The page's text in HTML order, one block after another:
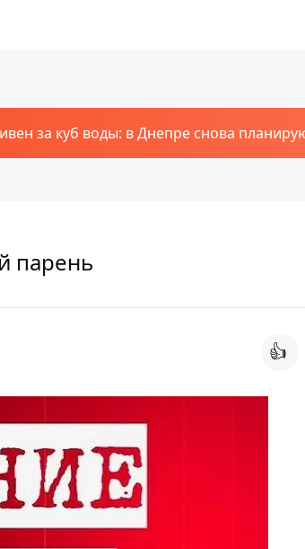
за куб воды: в Днепре снова
парень
👍